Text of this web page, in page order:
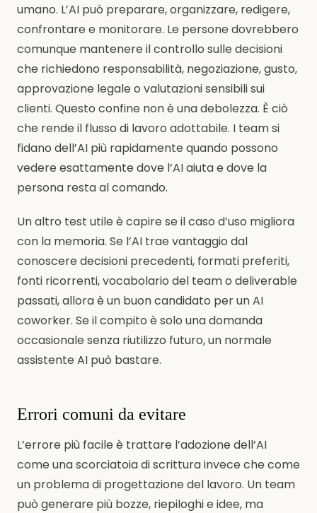
umano. L’AI può preparare, organizzare, redigere,
confrontare e monitorare. Le persone dovrebbero
comunque mantenere il controllo sulle decisioni
che richiedono responsabilità, negoziazione, gusto,
approvazione legale o valutazioni sensibili sui
clienti. Questo confine non è una debolezza. È ciò
che rende il flusso di lavoro adottabile. I team si
fidano dell’AI più rapidamente quando possono
vedere esattamente dove l’AI aiuta e dove la
persona resta al comando.
Un altro test utile è capire se il caso d’uso migliora
con la memoria. Se l’AI trae vantaggio dal
conoscere decisioni precedenti, formati preferiti,
fonti ricorrenti, vocabolario del team o deliverable
passati, allora è un buon candidato per un AI
coworker. Se il compito è solo una domanda
occasionale senza riutilizzo futuro, un normale
assistente AI può bastare.
Errori comuni da evitare
L’errore più facile è trattare l’adozione dell’AI
come una scorciatoia di scrittura invece che come
un problema di progettazione del lavoro. Un team
può generare più bozze, riepiloghi e idee, ma